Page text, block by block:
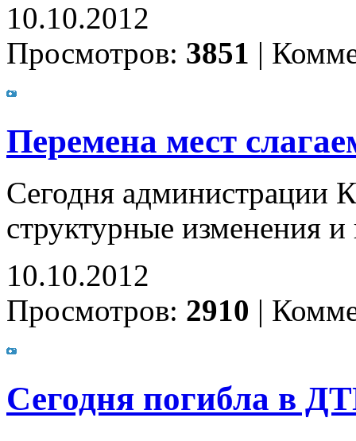
10.10.2012
Просмотров: 3851 |
Перемена мест
Сегодня администрации
структурные изменения
10.10.2012
Просмотров: 2910 |
Сегодня погибла в